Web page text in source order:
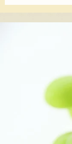
平成27年
代表を努
に三条の
的な活動
いくだろ